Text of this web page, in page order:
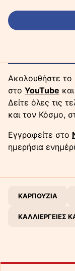
Ακολουθήστε
στο YouTube
Δείτε όλες τις
και τον Κόσμο,
Εγγραφείτε στο
ημερήσια
ΚΑΡΠΟΥΖΙΑ
ΚΑΛΛΙΕΡΓΕΙΕΣ